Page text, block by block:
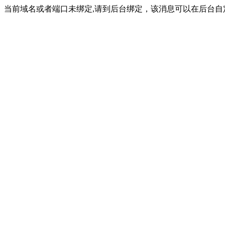
当前域名或者端口未绑定,请到后台绑定，该消息可以在后台自